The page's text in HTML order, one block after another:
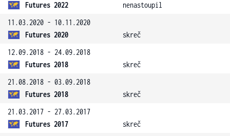
Futures 2022
nenastoupil
11.03.2020 - 10.11.2020
Futures 2020
skreč
12.09.2018 - 24.09.2018
Futures 2018
skreč
21.08.2018 - 03.09.2018
Futures 2018
skreč
21.03.2017 - 27.03.2017
Futures 2017
skreč